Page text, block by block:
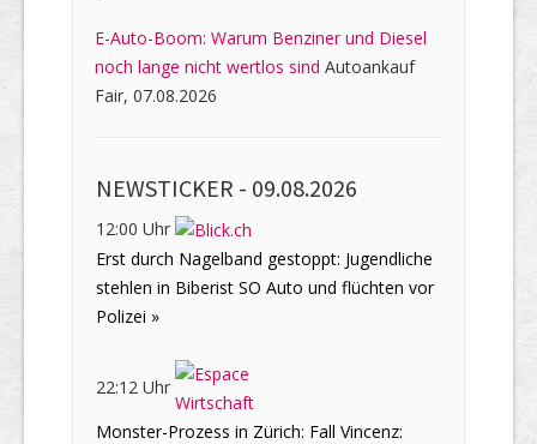
E-Auto-Boom: Warum Benziner und Diesel
noch lange nicht wertlos sind Autoankauf
Fair, 07.08.2026
NEWSTICKER - 09.08.2026
12:00 Uhr
Erst durch Nagelband gestoppt: Jugendliche
stehlen in Biberist SO Auto und flüchten vor
Polizei »
22:12 Uhr
Monster-Prozess in Zürich: Fall Vincenz: